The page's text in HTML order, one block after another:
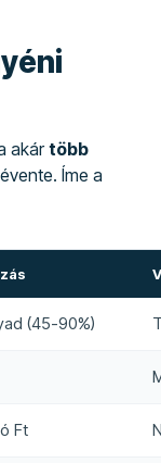
akártöbb
évente. Íme a
(45-90%)
Ft